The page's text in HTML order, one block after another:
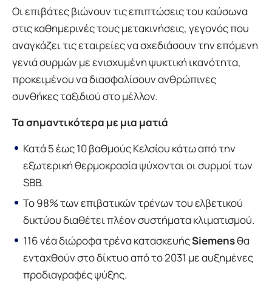
Οι επιβάτες βιώνουν τις επιπτώσεις του καύσωνα
στις καθημερινές τους μετακινήσεις, γεγονός που
αναγκάζει τις εταιρείες να σχεδιάσουν την επόμενη
γενιά συρμών με ενισχυμένη ψυκτική ικανότητα,
προκειμένου να διασφαλίσουν ανθρώπινες
συνθήκες ταξιδιού στο μέλλον.
Τα σημαντικότερα με μια ματιά
Κατά 5 έως 10 βαθμούς Κελσίου κάτω από την
εξωτερική θερμοκρασία ψύχονται οι συρμοί των
SBB.
Το 98% των επιβατικών τρένων του ελβετικού
δικτύου διαθέτει πλέον συστήματα κλιματισμού.
116 νέα διώροφα τρένα κατασκευήςSiemensθα
ενταχθούν στο δίκτυο από το 2031 με αυξημένες
προδιαγραφές ψύξης.